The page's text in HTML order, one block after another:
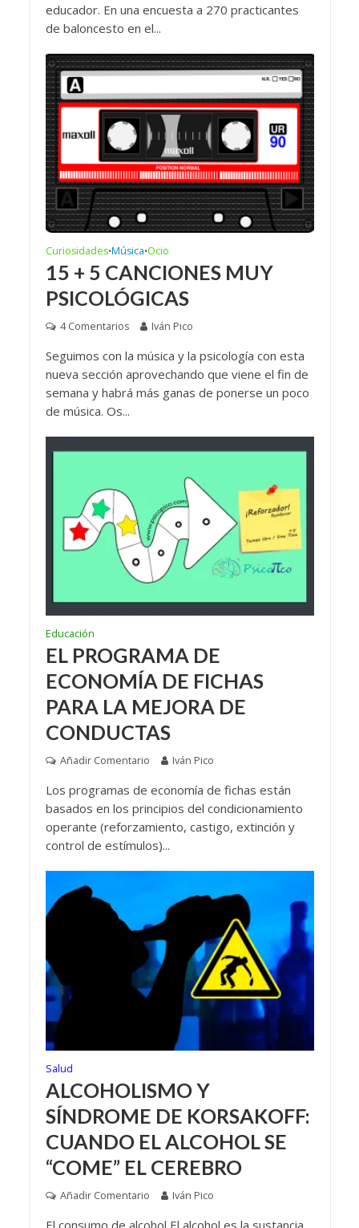
educador. En una encuesta a 270 practicantes
de baloncesto en el...
Curiosidades•Música•Ocio
15 + 5 CANCIONES MUY
PSICOLÓGICAS
4 Comentarios Iván Pico
Seguimos con la música y la psicología con esta
nueva sección aprovechando que viene el fin de
semana y habrá más ganas de ponerse un poco
de música. Os...
Educación
EL PROGRAMA DE
ECONOMÍA DE FICHAS
PARA LA MEJORA DE
CONDUCTAS
Añadir Comentario Iván Pico
Los programas de economía de fichas están
basados en los principios del condicionamiento
operante (reforzamiento, castigo, extinción y
control de estímulos)...
Salud
ALCOHOLISMO Y
SÍNDROME DE KORSAKOFF:
CUANDO EL ALCOHOL SE
“COME” EL CEREBRO
Añadir Comentario Iván Pico
El consumo de alcohol El alcohol es la sustancia